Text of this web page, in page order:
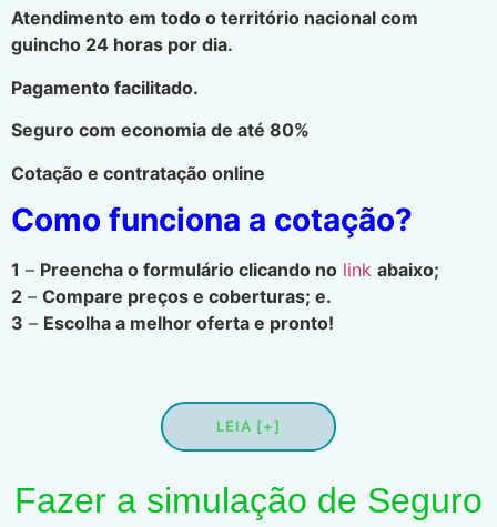
Atendimento em todo o território nacional com
guincho 24 horas por dia.
Pagamento facilitado.
Seguro com economia de até 80%
Cotação e contratação online
Como funciona a cotação?
1 – Preencha o formulário clicando no link abaixo;
2 – Compare preços e coberturas; e.
3 – Escolha a melhor oferta e pronto!
LEIA [+]
Fazer a simulação de Seguro